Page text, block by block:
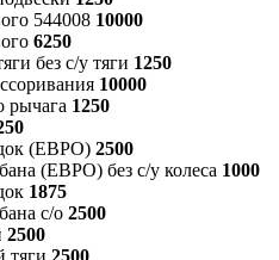
544008 10000
6250
без с/у тяги 1250
10000
рычага 1250
(ЕВРО) 2500
(ЕВРО) без с/у колеса 1000
1875
с/о 2500
2500